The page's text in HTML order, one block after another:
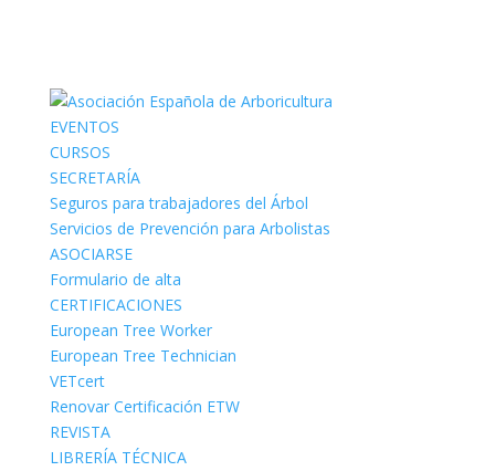
EVENTOS
CURSOS
SECRETARÍA
Seguros para trabajadores del Árbol
Servicios de Prevención para Arbolistas
ASOCIARSE
Formulario de alta
CERTIFICACIONES
European Tree Worker
European Tree Technician
VETcert
Renovar Certificación ETW
REVISTA
LIBRERÍA TÉCNICA